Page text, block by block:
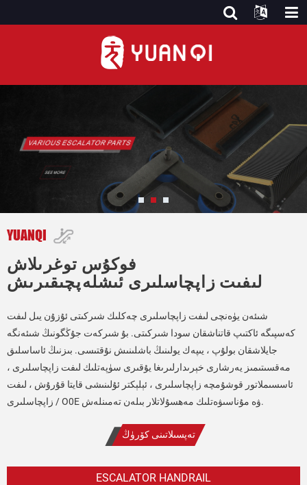
YUANQI
فوكۇس توغرىلاش
لىفىت زاپچاسلىرى ئىشلەپچىقىرىش
شىئەن يۈەنچى لىفت زاپچاسلىرى چەكلىك شىركىتى ئۇزۇن يىل لىفت
كەسپىگە ئاكتىپ قاتناشقان سودا شىركىتى. بۇ شىركەت جۇڭگونىڭ شىئەنگە
جايلاشقان بولۇپ ، يىپەك يولىنىڭ باشلىنىش نۇقتىسى. بىزنىڭ ئاساسلىق
مەقسىتىمىز يەرشارى خېرىدارلىرىغا يۇقىرى سۈپەتلىك لىفت زاپچاسلىرى ،
ئاسسىملاتور قوشۇمچە زاپچاسلىرى ، ئېلېكتر ئۇلىنىشى قايتا قۇرۇش ، لىفت
زاپچاسلىرى / O0E ۋە مۇناسىۋەتلىك مەھسۇلاتلار بىلەن تەمىنلەش.
تەپسىلاتىنى كۆرۈڭ
ESCALATOR HANDRAIL